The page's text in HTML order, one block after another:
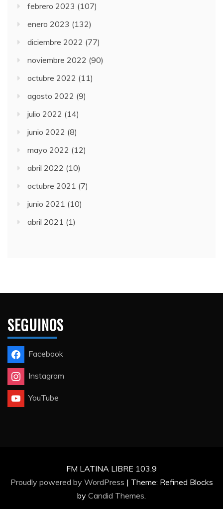
febrero 2023 (107)
enero 2023 (132)
diciembre 2022 (77)
noviembre 2022 (90)
octubre 2022 (11)
agosto 2022 (9)
julio 2022 (14)
junio 2022 (8)
mayo 2022 (12)
abril 2022 (10)
octubre 2021 (7)
junio 2021 (10)
abril 2021 (1)
SEGUINOS
Facebook
Instagram
YouTube
FM LATINA LIBRE 103.9
Proudly powered by WordPress | Theme: Refined Blocks
by Candid Themes